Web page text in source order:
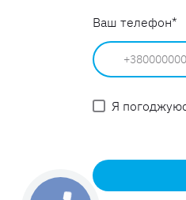
Ваш телефон*
Я